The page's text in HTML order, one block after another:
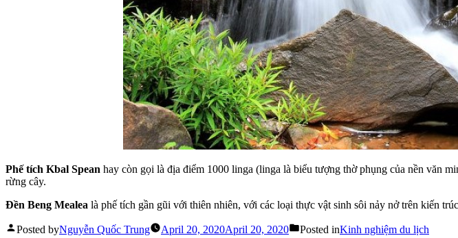
Phế tích Kbal Spean hay còn gọi là địa điểm 1000 linga (linga là biểu tượng thờ phụng của nền văn
rừng cây.
Đền Beng Mealea là phế tích gần gũi với thiên nhiên, với các loại thực vật sinh sôi nảy nở trên kiến
Posted byNguyễn Quốc Trung April 20, 2020April 20, 2020 Posted inKinh nghiệm du lịch